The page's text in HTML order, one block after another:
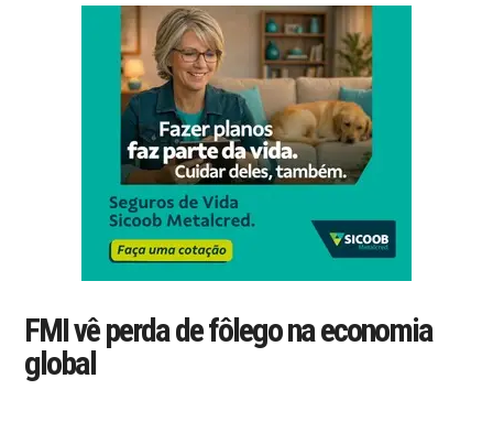
FMI vê perda de fôlego na economia
global